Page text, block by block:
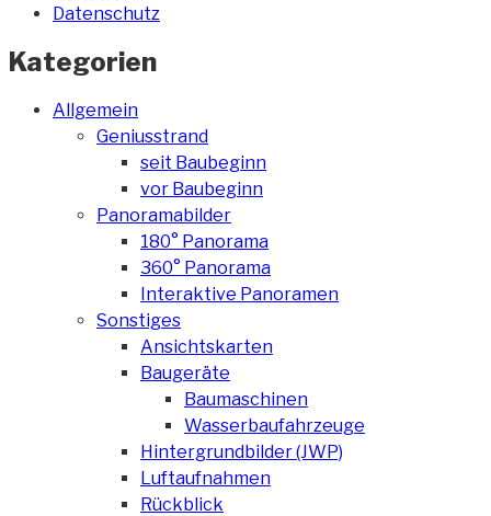
Datenschutz
Kategorien
Allgemein
Geniusstrand
seit Baubeginn
vor Baubeginn
Panoramabilder
180° Panorama
360° Panorama
Interaktive Panoramen
Sonstiges
Ansichtskarten
Baugeräte
Baumaschinen
Wasserbaufahrzeuge
Hintergrundbilder (JWP)
Luftaufnahmen
Rückblick